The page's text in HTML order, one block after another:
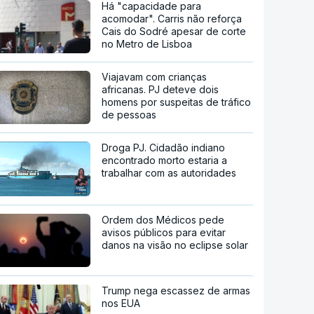
Há "capacidade para
acomodar". Carris não reforça
Cais do Sodré apesar de corte
no Metro de Lisboa
Viajavam com crianças
africanas. PJ deteve dois
homens por suspeitas de tráfico
de pessoas
Droga PJ. Cidadão indiano
encontrado morto estaria a
trabalhar com as autoridades
Ordem dos Médicos pede
avisos públicos para evitar
danos na visão no eclipse solar
Trump nega escassez de armas
nos EUA